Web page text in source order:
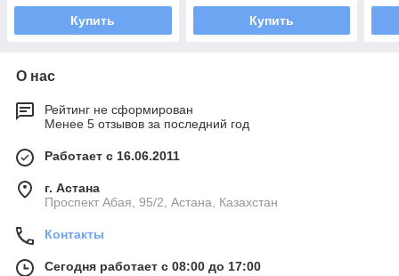
Купить Купить
О нас
Рейтинг не сформирован
Менее 5 отзывов за последний год
Работает с 16.06.2011
г. Астана
​Проспект Абая, 95/2, Астана, Казахстан
Контакты
Сегодня работает с 08:00 до 17:00